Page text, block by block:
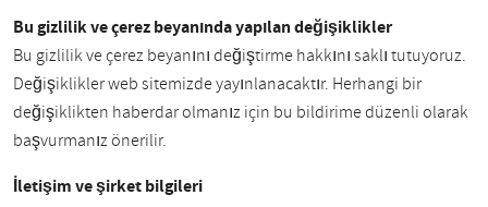
Bu gizlilik ve çerez beyanında yapılan değişiklikler
Bu gizlilik ve çerez beyanını değiştirme hakkını saklı tutuyoruz.
Değişiklikler web sitemizde yayınlanacaktır. Herhangi bir
değişiklikten haberdar olmanız için bu bildirime düzenli olarak
başvurmanız önerilir.
İletişim ve şirket bilgileri